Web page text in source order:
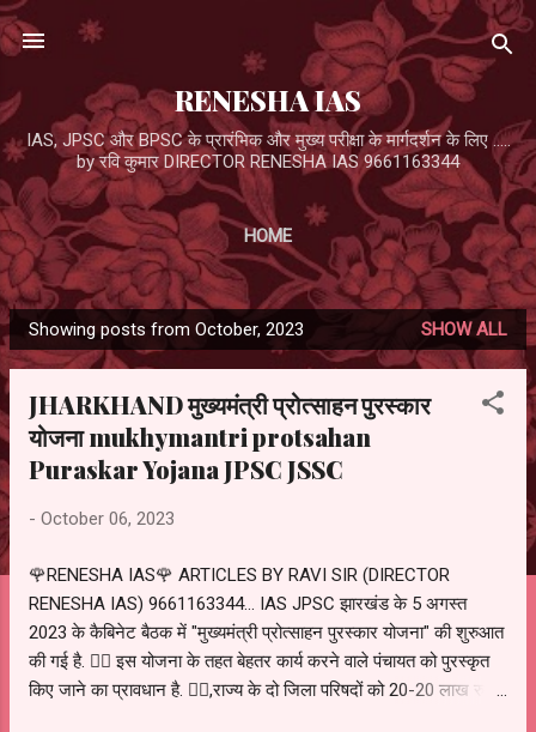
Skip to main content
RENESHA IAS
IAS, JPSC और BPSC के प्रारंभिक और मुख्य परीक्षा के मार्गदर्शन के लिए .....
by रवि कुमार DIRECTOR RENESHA IAS 9661163344
HOME
P
o
Showing posts from October, 2023 SHOW ALL
JHARKHAND मुख्यमंत्री प्रोत्साहन पुरस्कार
योजना mukhymantri protsahan
Puraskar Yojana JPSC JSSC
- October 06, 2023
🌹RENESHA IAS🌹 ARTICLES BY RAVI SIR (DIRECTOR
RENESHA IAS) 9661163344... IAS JPSC झारखंड के 5 अगस्त
2023 के कैबिनेट बैठक में "मुख्यमंत्री प्रोत्साहन पुरस्कार योजना" की शुरुआत
की गई है. 👉🏻 इस योजना के तहत बेहतर कार्य करने वाले पंचायत को पुरस्कृत
किए जाने का प्रावधान है. 👉🏻,राज्य के दो जिला परिषदों को 20-20 लाख रुपए